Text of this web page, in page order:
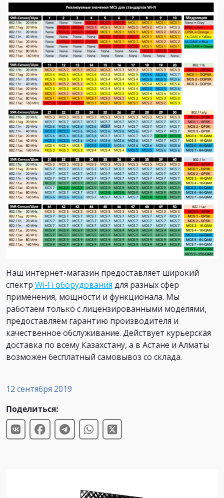
12 сентября 2019
Поделиться:
Наш интернет-магазин предоставляет широкий
спектр Wi-Fi оборудования для разных сфер
применения, мощности и функционала. Мы
работаем только с лицензированными моделями,
предоставляем гарантию производителя и
качественное обслуживание. Действует курьерская
доставка по всему Казахстану, а в Астане и Алматы
возможен бесплатный самовывоз со склада.